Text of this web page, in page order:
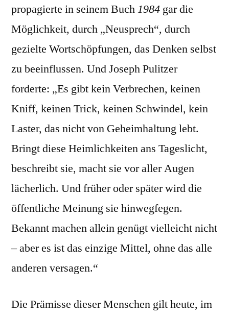
propagierte in seinem Buch 1984 gar die
Möglichkeit, durch „Neusprech“, durch
gezielte Wortschöpfungen, das Denken selbst
zu beeinflussen. Und Joseph Pulitzer
forderte: „Es gibt kein Verbrechen, keinen
Kniff, keinen Trick, keinen Schwindel, kein
Laster, das nicht von Geheimhaltung lebt.
Bringt diese Heimlichkeiten ans Tageslicht,
beschreibt sie, macht sie vor aller Augen
lächerlich. Und früher oder später wird die
öffentliche Meinung sie hinwegfegen.
Bekannt machen allein genügt vielleicht nicht
– aber es ist das einzige Mittel, ohne das alle
anderen versagen.“
Die Prämisse dieser Menschen gilt heute, im